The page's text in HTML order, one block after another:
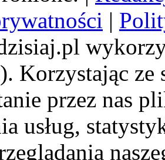
|
Korzystając
przez nas
usług,